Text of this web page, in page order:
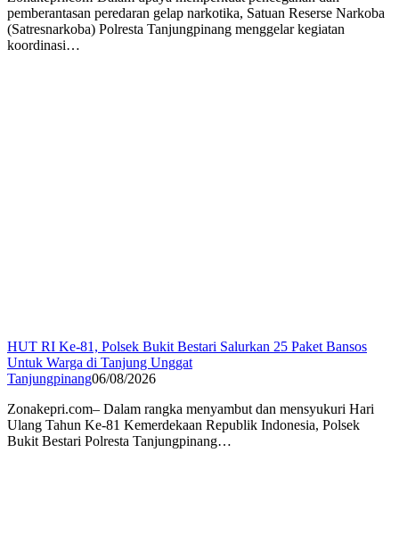
pemberantasan peredaran gelap narkotika, Satuan Reserse Narkoba
(Satresnarkoba) Polresta Tanjungpinang menggelar kegiatan
koordinasi…
HUT RI Ke-81, Polsek Bukit Bestari Salurkan 25 Paket Bansos
Untuk Warga di Tanjung Unggat
Tanjungpinang06/08/2026
Zonakepri.com– Dalam rangka menyambut dan mensyukuri Hari
Ulang Tahun Ke-81 Kemerdekaan Republik Indonesia, Polsek
Bukit Bestari Polresta Tanjungpinang…